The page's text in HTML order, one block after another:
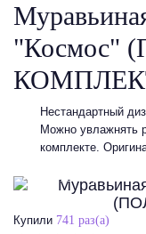
"Космос"
Нестандартный
Можно увлажнять
комплекте.
АКЦИЯ! СКИДКА 23%
Купили 741 раз(а)